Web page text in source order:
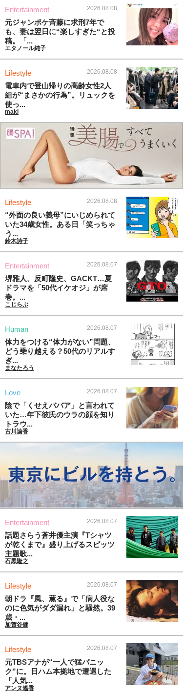
Entertainment 2026.08.08
元ジャンポケ斉藤に求刑7年で
も、妻は翌日に“楽しすぎた“と投
稿。「...
エタノール純子
Lifestyle 2026.08.08
電車内で登山帰りの高齢女性2人
組が“まさかの行為”。リュックを
使っ...
maki
Lifestyle 2026.08.08
“外面の良い義母”にいじめられて
いた34歳女性。ある日「笑っちゃ
う...
鈴木詩子
Entertainment 2026.08.07
堺雅人、反町隆史、GACKT…夏
ドラマを「50代イケオジ」が席
巻。...
こじらぶ
Human 2026.08.07
体力をつける“体力がない”問題、
どう乗り越える？50代のリアルす
ぎ...
まなたろう
Love 2026.08.07
陰で「くせえババア」と言われて
いた…年下彼氏のウラの顔を知り
トラウ...
古川諭香
Entertainment 2026.08.07
話題さらう蒼井優主演『Tシャツ
が乾くまで』盛り上げるスピッツ
主題歌...
石黒隆之
Lifestyle 2026.08.07
朝ドラ『風、薫る』で「病人役な
のに色気がダダ漏れ」と騒然。39
歳・...
加賀谷健
Lifestyle 2026.08.07
元TBSアナが“一人で猛パニッ
ク”に。日ハム本拠地で遭遇した
「人気...
アンヌ遙香